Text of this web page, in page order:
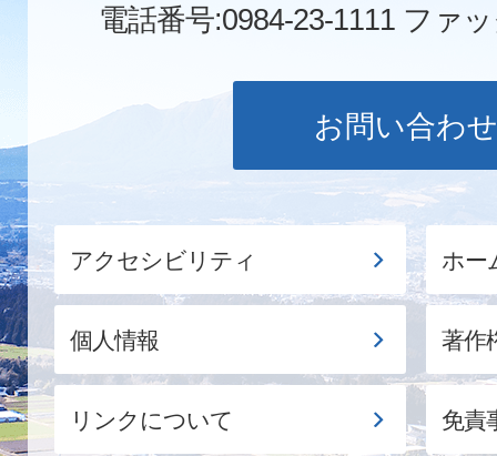
電話番号:0984-23-1111 ファ
お問い合わせ
アクセシビリティ ホー
個人情報 著作
リンクについて 免責